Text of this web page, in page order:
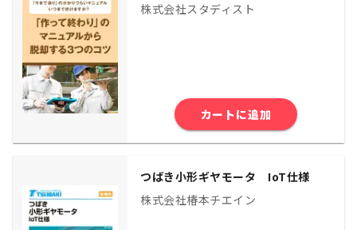
株式会社スタディスト
カートに追加
つばき小形ギヤモータ IoT仕様
株式会社椿本チエイン